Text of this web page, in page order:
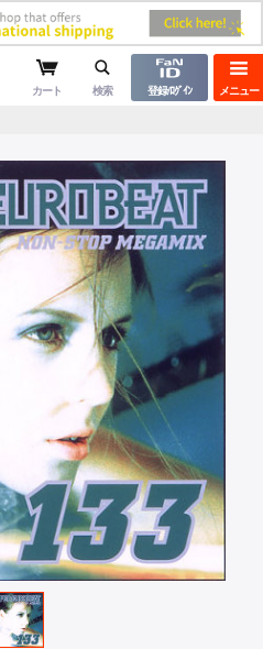
ショップ メニュー
カート 検索 登録/ﾛｸﾞｲﾝ